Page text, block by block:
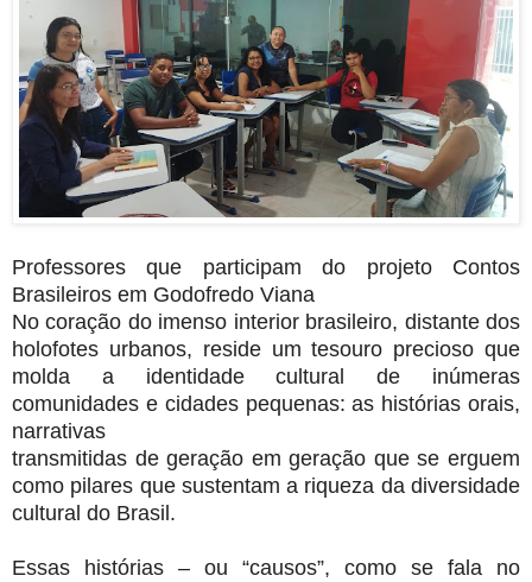
Professores que participam do projeto Contos
Brasileiros em Godofredo Viana
No coração do imenso interior brasileiro, distante dos
holofotes urbanos, reside um tesouro precioso que
molda a identidade cultural de inúmeras
comunidades e cidades pequenas: as histórias orais,
narrativas
transmitidas de geração em geração que se erguem
como pilares que sustentam a riqueza da diversidade
cultural do Brasil.
Essas histórias – ou “causos”, como se fala no